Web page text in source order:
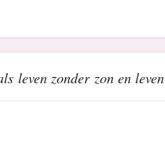
leven zonder zon en